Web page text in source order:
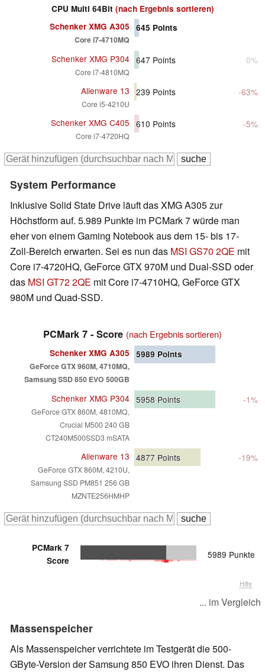
CPU Multi 64Bit (nach Ergebnis sortieren)
Schenker XMG A305
Core i7-4710MQ
645 Points
Schenker XMG P304
Core i7-4810MQ
647 Points 0%
Alienware 13
Core i5-4210U
239 Points -63%
Schenker XMG C405
Core i7-4720HQ
610 Points -5%
System Performance
Inklusive Solid State Drive läuft das XMG A305 zur
Höchstform auf. 5.989 Punkte im PCMark 7 würde man
eher von einem Gaming Notebook aus dem 15- bis 17-
Zoll-Bereich erwarten. Sei es nun das MSI GS70 2QE mit
Core i7-4720HQ, GeForce GTX 970M und Dual-SSD oder
das MSI GT72 2QE mit Core i7-4710HQ, GeForce GTX
980M und Quad-SSD.
PCMark 7 - Score (nach Ergebnis sortieren)
Schenker XMG A305
GeForce GTX 960M, 4710MQ,
Samsung SSD 850 EVO 500GB
5989 Points
Schenker XMG P304
GeForce GTX 860M, 4810MQ,
Crucial M500 240 GB
CT240M500SSD3 mSATA
5958 Points -1%
Alienware 13
GeForce GTX 860M, 4210U,
Samsung SSD PM851 256 GB
MZNTE256HMHP
4877 Points -19%
PCMark 7
Score
5989 Punkte
Hilfe
... im Vergleich
Massenspeicher
Als Massenspeicher verrichtete im Testgerät die 500-
GByte-Version der Samsung 850 EVO ihren Dienst. Das